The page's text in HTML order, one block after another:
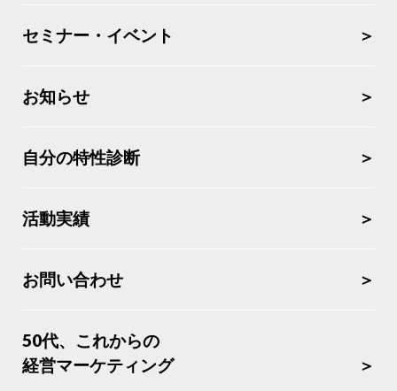
セミナー・イベント
お知らせ
自分の特性診断
活動実績
お問い合わせ
50代、これからの
経営マーケティング